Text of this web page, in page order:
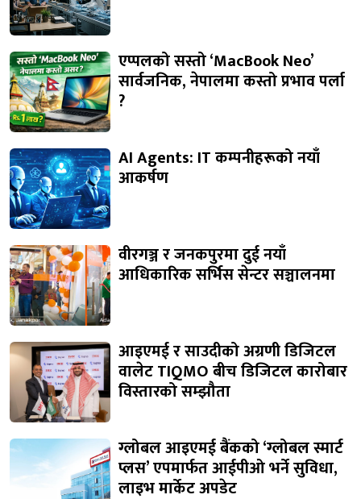
एप्पलको सस्तो ‘MacBook Neo’
सार्वजनिक, नेपालमा कस्तो प्रभाव पर्ला
?
AI Agents: IT कम्पनीहरूको नयाँ
आकर्षण
वीरगञ्ज र जनकपुरमा दुई नयाँ
आधिकारिक सर्भिस सेन्टर सञ्चालनमा
आइएमई र साउदीको अग्रणी डिजिटल
वालेट TIQMO बीच डिजिटल कारोबार
विस्तारको सम्झौता
ग्लोबल आइएमई बैंकको ‘ग्लोबल स्मार्ट
प्लस’ एपमार्फत आईपीओ भर्ने सुविधा,
लाइभ मार्केट अपडेट